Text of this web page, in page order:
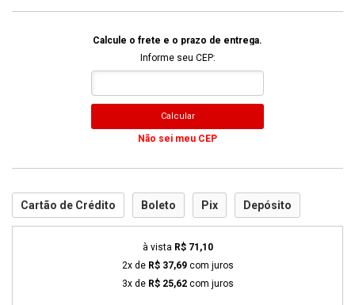
Calcule o frete e o prazo de entrega.
Informe seu CEP:
Calcular
Não sei meu CEP
Cartão de Crédito Boleto Pix Depósito
à vista R$ 71,10
2x de R$ 37,69com juros
3x de R$ 25,62com juros